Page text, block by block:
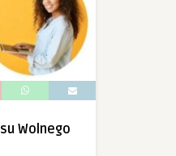
Wolnego